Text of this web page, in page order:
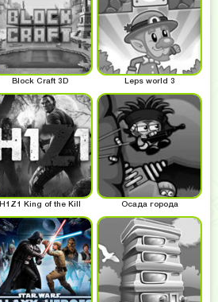
Block Craft 3D Leps world 3
H1Z1 King of the Kill Осада города